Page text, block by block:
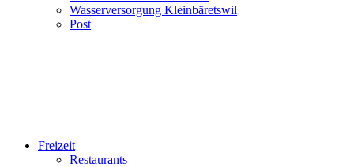
Wasserversorgung Kleinbäretswil
Post
Freizeit
Restaurants